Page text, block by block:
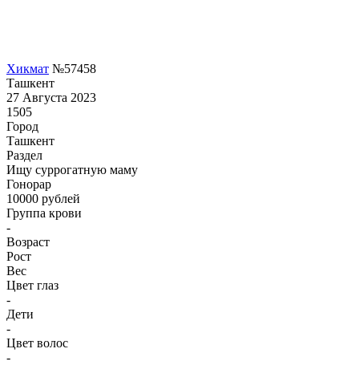
Хикмат №57458
Ташкент
27 Августа 2023
1505
Город
Ташкент
Раздел
Ищу суррогатную маму
Гонoрар
10000 рублей
Группа крови
-
Возраст
Рост
Вес
Цвет глаз
-
Дети
-
Цвет волос
-